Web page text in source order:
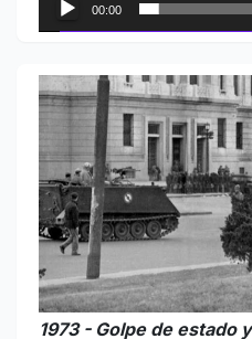
00:00
1973 - Golpe de estado